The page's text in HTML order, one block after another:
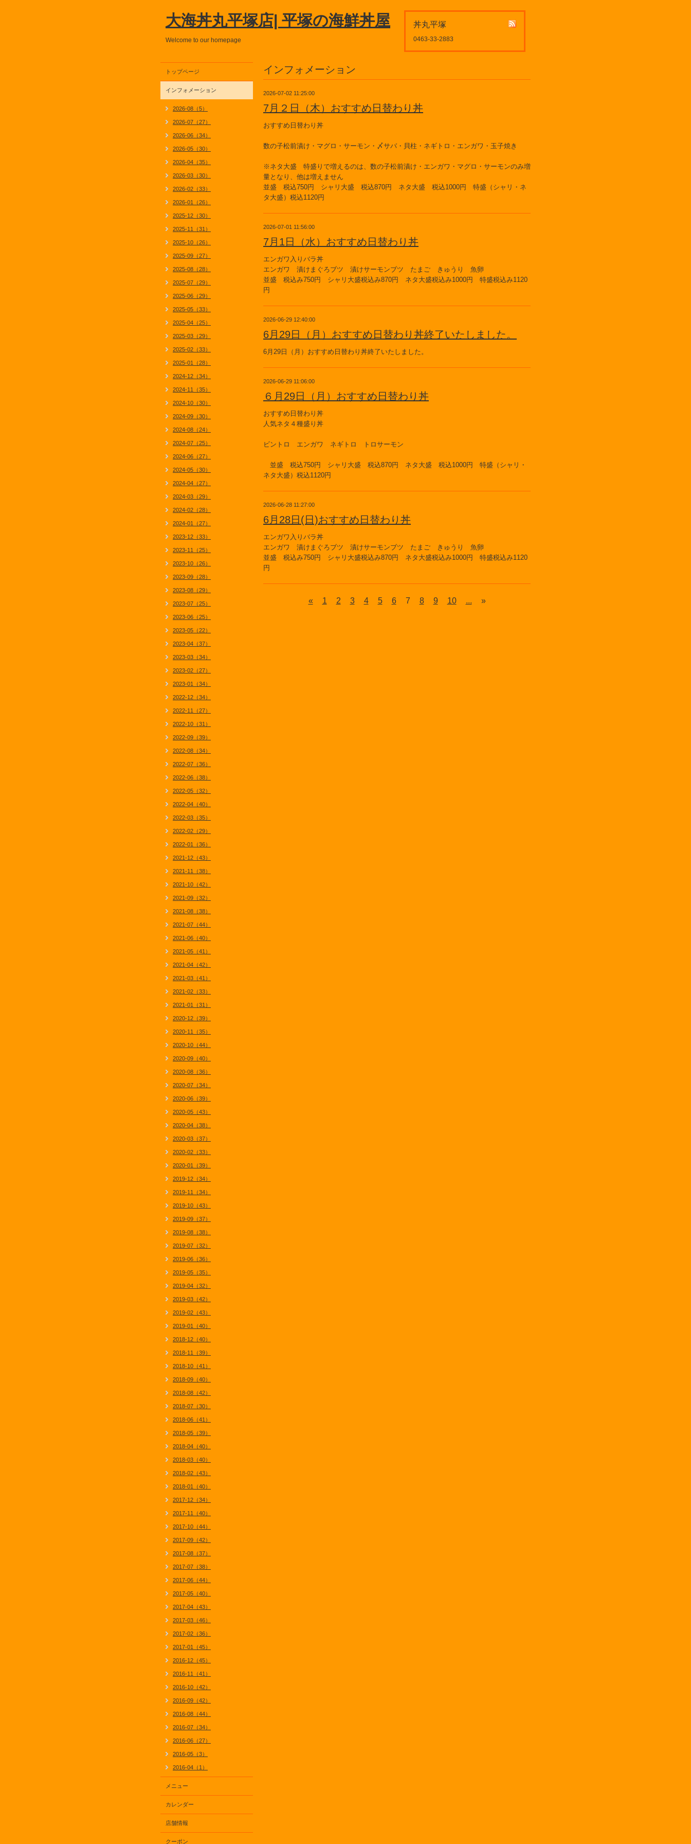
丼丸平塚
0463-33-2883
大海丼丸平塚店| 平塚の海鮮丼屋
Welcome to our homepage
インフォメーション
2026-07-02 11:25:00
7月２日（木）おすすめ日替わり丼
おすすめ日替わり丼
数の子松前漬け・マグロ・サーモン・〆サバ・貝柱・ネギトロ・エンガワ・玉子焼き
※ネタ大盛 特盛りで増えるのは、数の子松前漬け・エンガワ・マグロ・サーモンのみ増
量となり、他は増えません
並盛 税込750円 シャリ大盛 税込870円 ネタ大盛 税込1000円 特盛（シャリ・ネ
タ大盛）税込1120円
2026-07-01 11:56:00
7月1日（水）おすすめ日替わり丼
エンガワ入りバラ丼
エンガワ 漬けまぐろブツ 漬けサーモンブツ たまご きゅうり 魚卵
並盛 税込み750円 シャリ大盛税込み870円 ネタ大盛税込み1000円 特盛税込み1120
円
2026-06-29 12:40:00
6月29日（月）おすすめ日替わり丼終了いたしました。
6月29日（月）おすすめ日替わり丼終了いたしました。
2026-06-29 11:06:00
６月29日（月）おすすめ日替わり丼
おすすめ日替わり丼
人気ネタ４種盛り丼
ビントロ エンガワ ネギトロ トロサーモン
並盛 税込750円 シャリ大盛 税込870円 ネタ大盛 税込1000円 特盛（シャリ・
ネタ大盛）税込1120円
2026-06-28 11:27:00
6月28日(日)おすすめ日替わり丼
エンガワ入りバラ丼
エンガワ 漬けまぐろブツ 漬けサーモンブツ たまご きゅうり 魚卵
並盛 税込み750円 シャリ大盛税込み870円 ネタ大盛税込み1000円 特盛税込み1120
円
« 1 2 3 4 5 6 7 8 9 10 ... »
トップページ
インフォメーション
2026-08（5）
2026-07（27）
2026-06（34）
2026-05（30）
2026-04（35）
2026-03（30）
2026-02（33）
2026-01（26）
2025-12（30）
2025-11（31）
2025-10（26）
2025-09（27）
2025-08（28）
2025-07（29）
2025-06（29）
2025-05（33）
2025-04（25）
2025-03（29）
2025-02（33）
2025-01（28）
2024-12（34）
2024-11（35）
2024-10（30）
2024-09（30）
2024-08（24）
2024-07（25）
2024-06（27）
2024-05（30）
2024-04（27）
2024-03（29）
2024-02（28）
2024-01（27）
2023-12（33）
2023-11（25）
2023-10（26）
2023-09（28）
2023-08（29）
2023-07（25）
2023-06（25）
2023-05（22）
2023-04（37）
2023-03（34）
2023-02（27）
2023-01（34）
2022-12（34）
2022-11（27）
2022-10（31）
2022-09（39）
2022-08（34）
2022-07（36）
2022-06（38）
2022-05（32）
2022-04（40）
2022-03（35）
2022-02（29）
2022-01（36）
2021-12（43）
2021-11（38）
2021-10（42）
2021-09（32）
2021-08（38）
2021-07（44）
2021-06（40）
2021-05（41）
2021-04（42）
2021-03（41）
2021-02（33）
2021-01（31）
2020-12（39）
2020-11（35）
2020-10（44）
2020-09（40）
2020-08（36）
2020-07（34）
2020-06（39）
2020-05（43）
2020-04（38）
2020-03（37）
2020-02（33）
2020-01（39）
2019-12（34）
2019-11（34）
2019-10（43）
2019-09（37）
2019-08（38）
2019-07（32）
2019-06（36）
2019-05（35）
2019-04（32）
2019-03（42）
2019-02（43）
2019-01（40）
2018-12（40）
2018-11（39）
2018-10（41）
2018-09（40）
2018-08（42）
2018-07（30）
2018-06（41）
2018-05（39）
2018-04（40）
2018-03（40）
2018-02（43）
2018-01（40）
2017-12（34）
2017-11（40）
2017-10（44）
2017-09（42）
2017-08（37）
2017-07（38）
2017-06（44）
2017-05（40）
2017-04（43）
2017-03（46）
2017-02（36）
2017-01（45）
2016-12（45）
2016-11（41）
2016-10（42）
2016-09（42）
2016-08（44）
2016-07（34）
2016-06（27）
2016-05（3）
2016-04（1）
メニュー
カレンダー
店舗情報
クーポン